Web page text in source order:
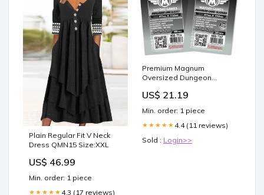
Plain Regular Fit V Neck
Dress QMN15 Size:XXL
US$ 46.99
Min. order: 1 piece
★★★★★ 4.3 (17 reviews)
Premium Magnum
Oversized Dungeon
US$ 21.19
Min. order: 1 piece
★★★★★ 4.4 (11 reviews)
Sold : Login>>